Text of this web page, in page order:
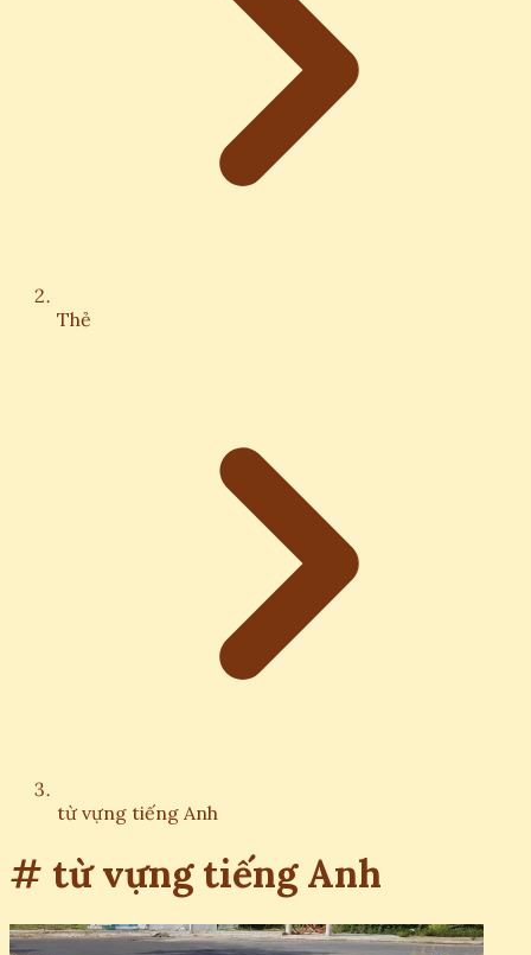
Thẻ
từ vựng tiếng Anh
# từ vựng tiếng Anh